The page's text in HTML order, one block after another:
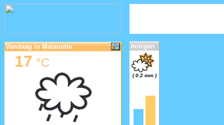
Vandaag in Malanotte
17 °C
morgen
( 0.2 mm )